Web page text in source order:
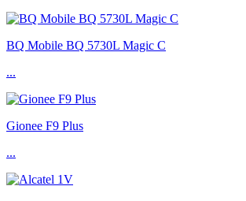
BQ Mobile BQ 5730L Magic C
...
Gionee F9 Plus
...